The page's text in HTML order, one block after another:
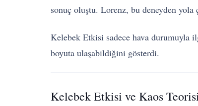
sonuç oluştu. Lorenz, bu deneyden
Kelebek Etkisi sadece hava durumuyla
boyuta ulaşabildiğini gösterdi.
Kelebek Etkisi ve Kaos